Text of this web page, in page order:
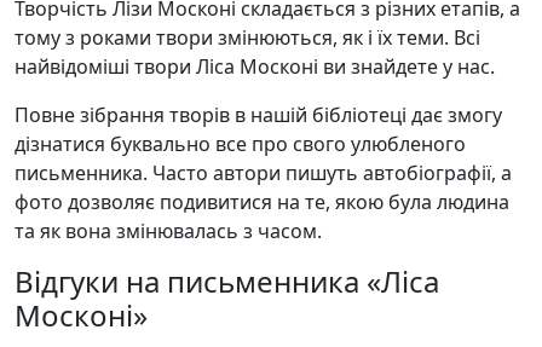
Творчість Лізи Москоні складається з різних етапів, а
тому з роками твори змінюються, як і їх теми. Всі
найвідоміші твори Ліса Москоні ви знайдете у нас.
Повне зібрання творів в нашій бібліотеці дає змогу
дізнатися буквально все про свого улюбленого
письменника. Часто автори пишуть автобіографії, а
фото дозволяє подивитися на те, якою була людина
та як вона змінювалась з часом.
Відгуки на письменника «Ліса
Москоні»